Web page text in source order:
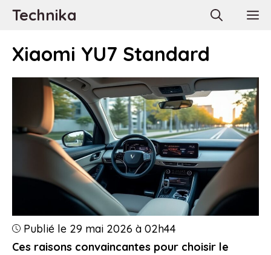
AllerTechnika
Xiaomi YU7 Standard
Ces raisons convaincantes pour choisir le
Publié le 29 mai 2026 à 02h44